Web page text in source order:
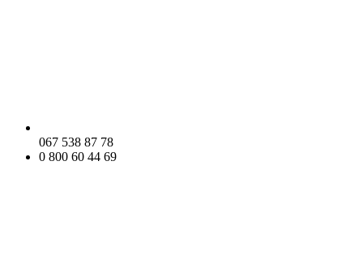
067 538 87 78
0 800 60 44 69